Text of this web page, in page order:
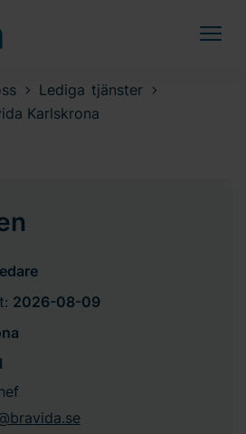
Lediga tjänster
Karlskrona
2026-08-09